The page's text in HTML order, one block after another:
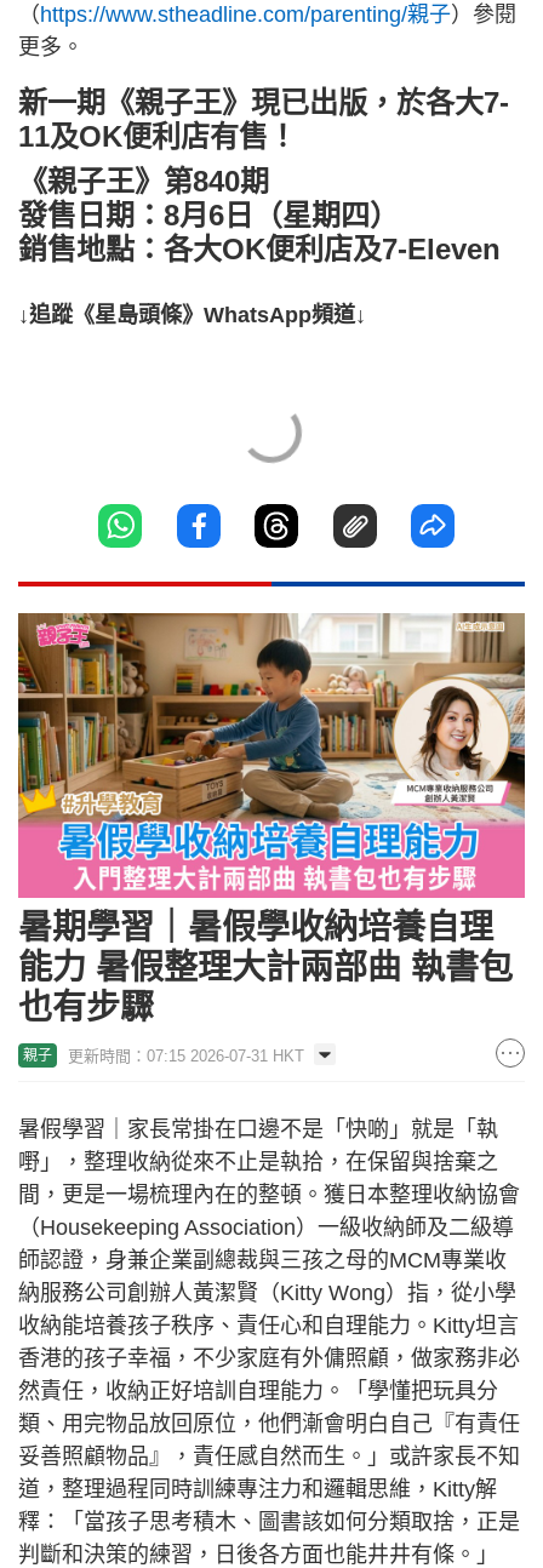
（ https://www.stheadline.com/parenting/親子）參閱
更多。
新一期《親子王》現已出版，於各大7-
11及OK便利店有售！
《親子王》第840期
發售日期：8月6日（星期四）
銷售地點：各大OK便利店及7-Eleven
↓追蹤《星島頭條》WhatsApp頻道↓
暑期學習｜暑假學收納培養自理
能力 暑假整理大計兩部曲 執書包
也有步驟
親子 更新時間：07:15 2026-07-31 HKT
暑假學習｜家長常掛在口邊不是「快啲」就是「執
嘢」，整理收納從來不止是執拾，在保留與捨棄之
間，更是一場梳理內在的整頓。獲日本整理收納協會
（Housekeeping Association）一級收納師及二級導
師認證，身兼企業副總裁與三孩之母的MCM專業收
納服務公司創辦人黃潔賢（Kitty Wong）指，從小學
收納能培養孩子秩序、責任心和自理能力。Kitty坦言
香港的孩子幸福，不少家庭有外傭照顧，做家務非必
然責任，收納正好培訓自理能力。「學懂把玩具分
類、用完物品放回原位，他們漸會明白自己『有責任
妥善照顧物品』，責任感自然而生。」或許家長不知
道，整理過程同時訓練專注力和邏輯思維，Kitty解
釋：「當孩子思考積木、圖書該如何分類取捨，正是
判斷和決策的練習，日後各方面也能井井有條。」